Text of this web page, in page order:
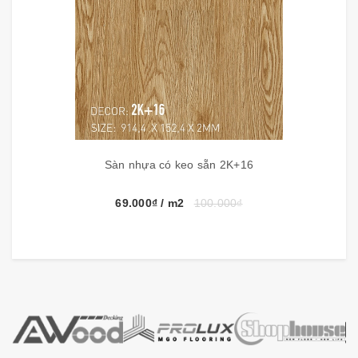
Thông số kỹ thuật:
Thương hiệu 3K Vinyl
Kích thước 914.4 mm x 152.4mm x 2mm
phù hợp cho không gian nội thất nhà phố cũng như
trung tâm thương mại, mua sắm. Và là một sản phẩm
Sàn nhựa có keo sẵn 2K+16
69.000₫/ m2 100.000₫